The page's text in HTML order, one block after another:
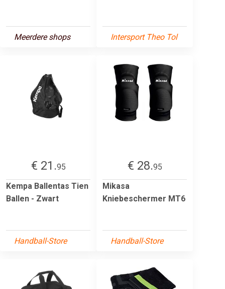
Meerdere shops Intersport Theo Tol
€ 21.95
Kempa Ballentas Tien
Ballen - Zwart
Handball-Store
€ 28.95
Mikasa
Kniebeschermer MT6
Handball-Store